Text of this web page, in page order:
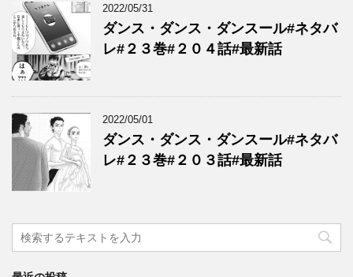
2022/05/31
ダンス・ダンス・ダンスール#ネタバ
レ#２３巻#２０４話#最新話
2022/05/01
ダンス・ダンス・ダンスール#ネタバ
レ#２３巻#２０３話#最新話